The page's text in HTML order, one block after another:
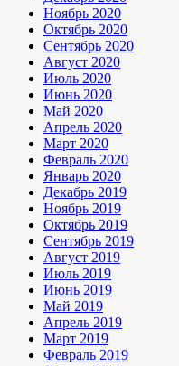
Ноябрь 2020
Октябрь 2020
Сентябрь 2020
Август 2020
Июль 2020
Июнь 2020
Май 2020
Апрель 2020
Март 2020
Февраль 2020
Январь 2020
Декабрь 2019
Ноябрь 2019
Октябрь 2019
Сентябрь 2019
Август 2019
Июль 2019
Июнь 2019
Май 2019
Апрель 2019
Март 2019
Февраль 2019